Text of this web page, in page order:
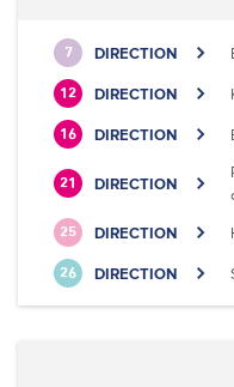
7 DIRECTION
12 DIRECTION
16 DIRECTION
21 DIRECTION
25 DIRECTION
26 DIRECTION